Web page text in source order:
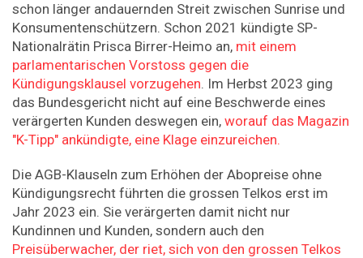
schon länger andauernden Streit zwischen Sunrise und
Konsumentenschützern. Schon 2021 kündigte SP-
Nationalrätin Prisca Birrer-Heimo an, mit einem
parlamentarischen Vorstoss gegen die
Kündigungsklausel vorzugehen. Im Herbst 2023 ging
das Bundesgericht nicht auf eine Beschwerde eines
verärgerten Kunden deswegen ein, worauf das Magazin
"K-Tipp" ankündigte, eine Klage einzureichen.
Die AGB-Klauseln zum Erhöhen der Abopreise ohne
Kündigungsrecht führten die grossen Telkos erst im
Jahr 2023 ein. Sie verärgerten damit nicht nur
Kundinnen und Kunden, sondern auch den
Preisüberwacher, der riet, sich von den grossen Telkos